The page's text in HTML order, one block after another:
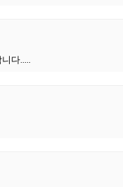
다.....